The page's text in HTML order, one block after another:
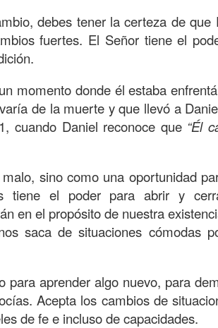
debes tener la certeza de que
fuertes. El Señor tiene el
momento donde él estaba
de la muerte y que llevó a
cuando Daniel reconoce que “Él
sino como una oportunidad
tiene el poder para abrir y
en el propósito de nuestra
saca de situaciones cómodas
para aprender algo nuevo, para
Acepta los cambios de
de fe e incluso de capacidades.
lo siguiente:“ El amor sea sin
12:9 (RVR1960)
una especie de impronta de
“te amo” o flores o
respetar a los seres amados.
la esencia de Dios; se
nos aumentan los deseos de vivir,
hacer, desde perdonar
de tener hogares a la manera